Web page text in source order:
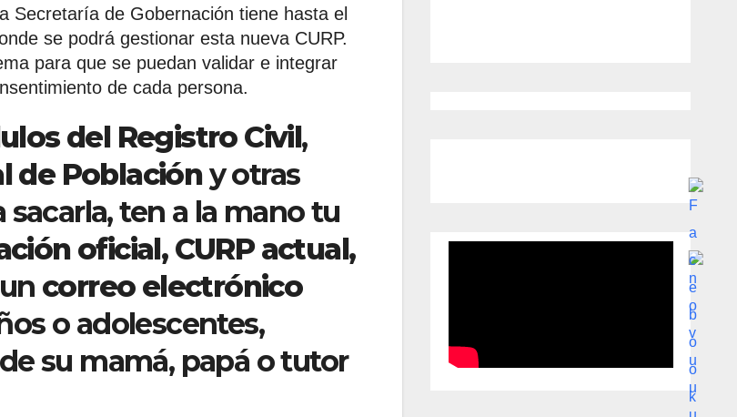
Secretaría de Gobernación tiene hasta el
se podrá gestionar esta nueva CURP.
para que se puedan validar e integrar
de cada persona.
del Registro Civil,
de Poblacióny otras
sacarla, ten a la mano tu
oficial, CURP actual,
correo electrónico
o adolescentes,
su mamá, papá o tutor